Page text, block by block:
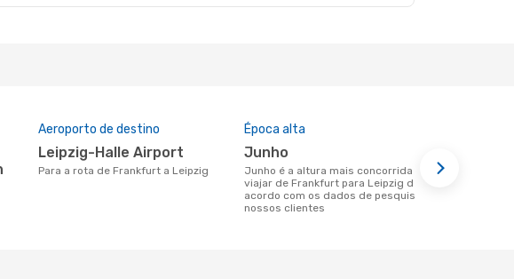
Aeroporto de destino
Leipzig-Halle Airport
Para a rota de Frankfurt a Leipzig
Época alta
junho
junho é a altura mais concorrida para
viajar de Frankfurt para Leipzig de
acordo com os dados de pesquisa dos
nossos clientes